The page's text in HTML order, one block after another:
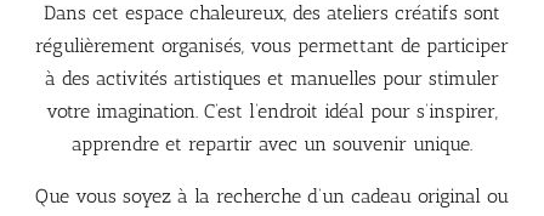
Dans cet espace chaleureux, des ateliers créatifs sont
régulièrement organisés, vous permettant de participer
à des activités artistiques et manuelles pour stimuler
votre imagination. C’est l’endroit idéal pour s’inspirer,
apprendre et repartir avec un souvenir unique.
Que vous soyez à la recherche d’un cadeau original ou